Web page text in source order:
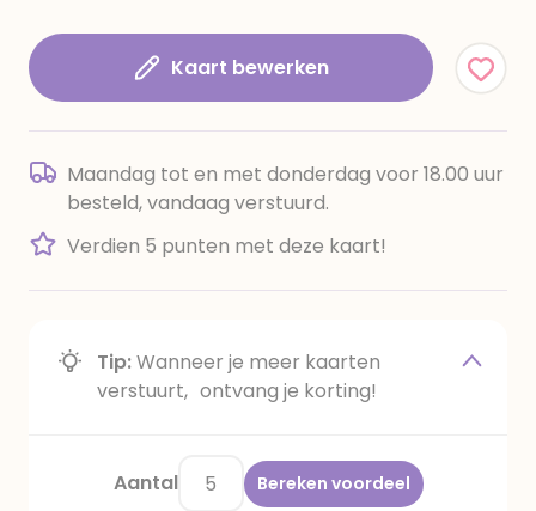
Kaart bewerken
Maandag tot en met donderdag voor 18.00 uur
besteld, vandaag verstuurd.
Verdien 5 punten met deze kaart!
Tip:Wanneer je meer kaarten
verstuurt, ontvang je korting!
Aantal Bereken voordeel